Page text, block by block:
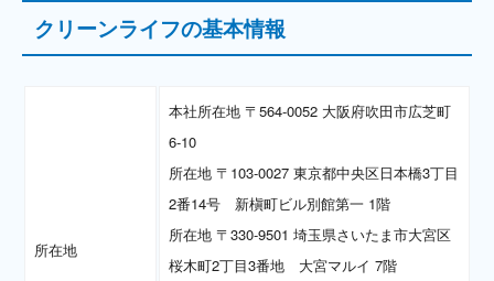
クリーンライフの基本情報
所在地
本社所在地 〒564-0052 大阪府吹田市広芝町
6-10
所在地 〒103-0027 東京都中央区日本橋3丁目
2番14号 新槇町ビル別館第一 1階
所在地 〒330-9501 埼玉県さいたま市大宮区
桜木町2丁目3番地 大宮マルイ 7階